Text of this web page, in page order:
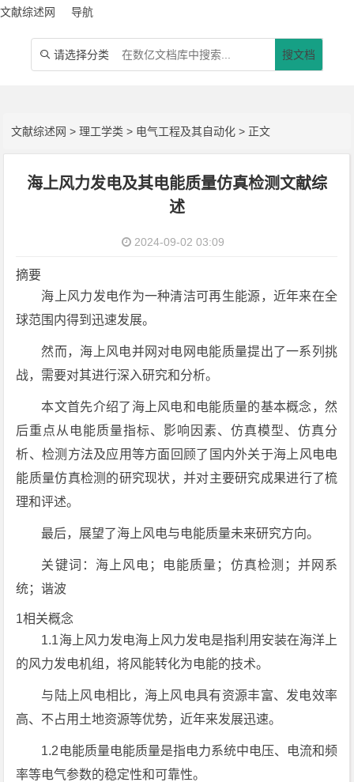
文献综述网 导航
 请选择分类 搜文档
文献综述网 >理工学类 > 电气工程及其自动化 > 正文
海上风力发电及其电能质量仿真检测文献综
述
2024-09-02 03:09
摘要
海上风力发电作为一种清洁可再生能源，近年来在全
球范围内得到迅速发展。
然而，海上风电并网对电网电能质量提出了一系列挑
战，需要对其进行深入研究和分析。
本文首先介绍了海上风电和电能质量的基本概念，然
后重点从电能质量指标、影响因素、仿真模型、仿真分
析、检测方法及应用等方面回顾了国内外关于海上风电电
能质量仿真检测的研究现状，并对主要研究成果进行了梳
理和评述。
最后，展望了海上风电与电能质量未来研究方向。
关键词：海上风电；电能质量；仿真检测；并网系
统；谐波
1相关概念
1.1海上风力发电海上风力发电是指利用安装在海洋上
的风力发电机组，将风能转化为电能的技术。
与陆上风电相比，海上风电具有资源丰富、发电效率
高、不占用土地资源等优势，近年来发展迅速。
1.2电能质量电能质量是指电力系统中电压、电流和频
率等电气参数的稳定性和可靠性。